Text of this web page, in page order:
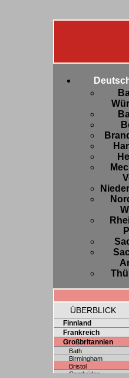
ÜBERBLICK
Finnland
Frankreich
Großbritannien
Bath
Birmingham
Bristol
Cambridge